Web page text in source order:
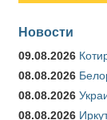
Новости
09.08.2026
08.08.2026
08.08.2026
08.08.2026